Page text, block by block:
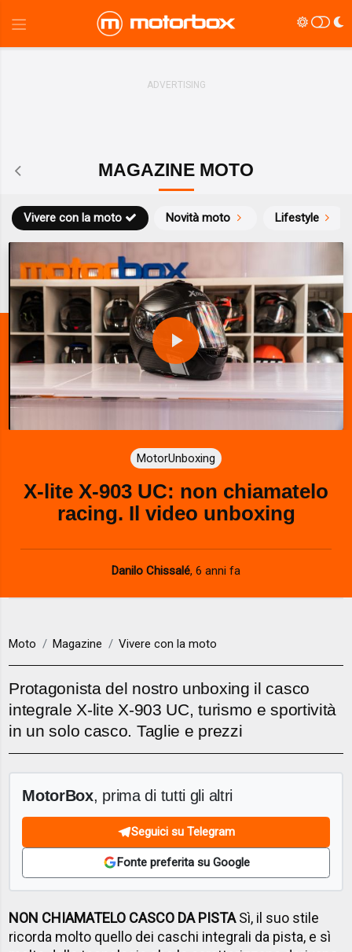
MAGAZINE MOTO
Novità moto
Vivere con la moto Lifestyle
P
l
a
y
V
d
e
o
MotorUnboxing
X-lite X-903 UC: non chiamatelo
racing. Il video unboxing
Danilo Chissalé, 6 anni fa
Moto Magazine Vivere con la moto
Protagonista del nostro unboxing il casco
integrale X-lite X-903 UC, turismo e sportività
in un solo casco. Taglie e prezzi
MotorBox, prima di tutti gli altri
Seguici su Telegram
Fonte preferita su Google
NON CHIAMATELO CASCO DA PISTASì, il suo stile
ricorda molto quello dei caschi integrali da pista, e sì